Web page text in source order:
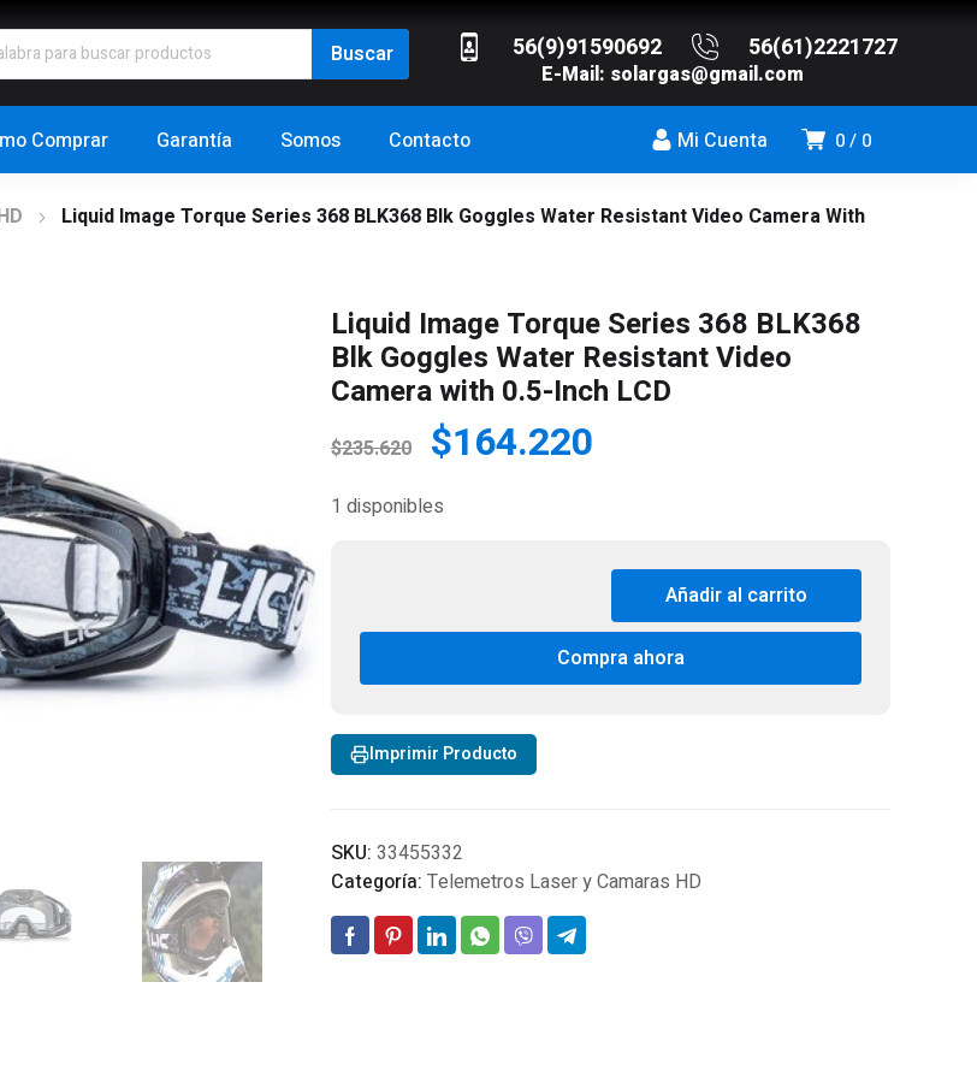
56(9)91590692 56(61)2221727
E-Mail: solargas@gmail.com
0 0
Mi Cuenta
Comprar Garantía Somos Contacto
Liquid Image Torque Series 368 BLK368 Blk Goggles Water Resistant Video Camera With
Liquid Image Torque Series 368 BLK368
Blk Goggles Water Resistant Video
Camera with 0.5-Inch LCD
$235.620 El
original
$164.220
es:
$164.220.
1 disponibles
Añadir al carrito
Compra ahora
Imprimir Producto
SKU: 33455332
Categoría: Telemetros Laser y Camaras HD